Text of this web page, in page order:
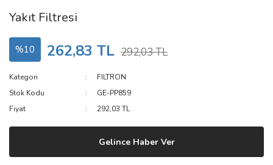
Yakıt Filtresi
%10 262,83 TL 292,03 TL
Kategori
FILTRON
Stok Kodu
GE-PP859
Fiyat
292,03 TL
Gelince Haber Ver